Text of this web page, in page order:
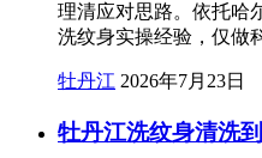
理清应对思路。依托哈
洗纹身实操经验，仅做
牡丹江 2026年7月23日
牡丹江洗纹身清洗